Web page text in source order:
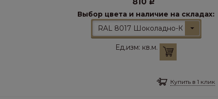
810 Р
Выбор цвета и наличие на складах:
RAL 8017 Шоколадно-
Ед.изм: кв.м.
Купить в 1 клик